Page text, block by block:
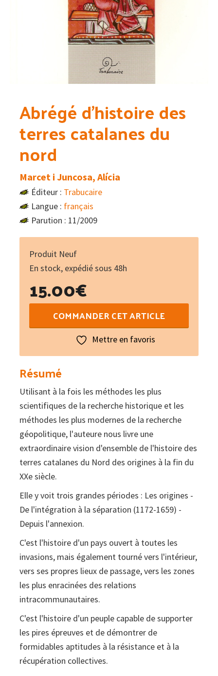
Abrégé d’histoire des
terres catalanes du
nord
Marcet i Juncosa, Alícia
Éditeur : Trabucaire
Langue : français
Parution : 11/2009
Produit Neuf
En stock, expédié sous 48h
15.00€
de
des
terres
catalanes
du
nord
COMMANDER CET ARTICLE
Mettre en favoris
Résumé
Utilisant à la fois les méthodes les plus
scientifiques de la recherche historique et les
méthodes les plus modernes de la recherche
géopolitique, l'auteure nous livre une
extraordinaire vision d'ensemble de l'histoire des
terres catalanes du Nord des origines à la fin du
XXe siècle.
Elle y voit trois grandes périodes : Les origines -
De l'intégration à la séparation (1172-1659) -
Depuis l'annexion.
C'est l'histoire d'un pays ouvert à toutes les
invasions, mais également tourné vers l'intérieur,
vers ses propres lieux de passage, vers les zones
les plus enracinées des relations
intracommunautaires.
C'est l'histoire d'un peuple capable de supporter
les pires épreuves et de démontrer de
formidables aptitudes à la résistance et à la
récupération collectives.